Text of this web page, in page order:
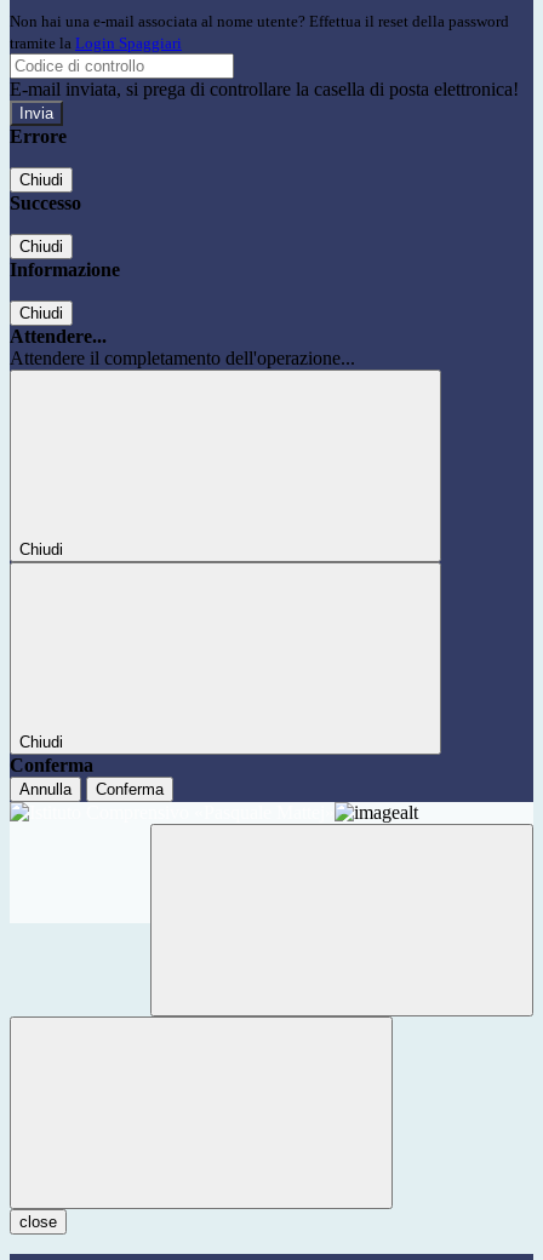
Non hai una e-mail associata al nome utente? Effettua il reset della password
tramite la Login Spaggiari
E-mail inviata, si prega di controllare la casella di posta elettronica!
Errore
Chiudi
Successo
Chiudi
Informazione
Chiudi
Attendere...
Attendere il completamento dell'operazione...
Chiudi
Chiudi
Conferma
Annulla Conferma
close